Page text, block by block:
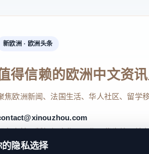
新欧洲 · 欧洲头条
得信赖的欧洲中文资讯
焦欧洲新闻、法国生活、华人社区、留学
务支持、版权与合作：工作日优先处理站
的隐私选择